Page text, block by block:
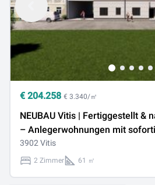
€ 204.258 € 3.340/㎡
NEUBAU Vitis | Fertiggestellt &
– Anlegerwohnungen mit
3902 Vitis
2 Zimmer 61 ㎡